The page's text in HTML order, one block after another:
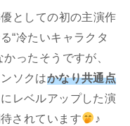
としての初の主演作
“冷たいキャラクタ
ったそうですが、
ソクはかなり共通点
レベルアップした演
されています
♪